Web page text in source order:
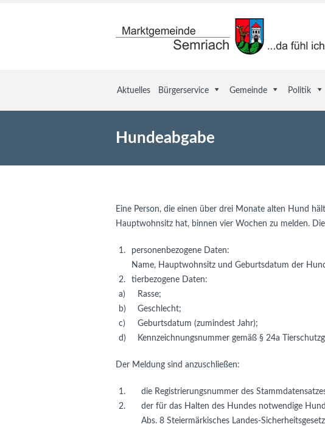
Aktuelles Bürgerservice Gemeinde Politik
Hundeabgabe
Eine Person, die einen über drei Monate alten Hund
Hauptwohnsitz hat, binnen vier Wochen zu melden.
1.
personenbezogene Daten:
Name, Hauptwohnsitz und Geburtsdatum der
2.
tierbezogene Daten:
a)
Rasse;
b)
Geschlecht;
c)
Geburtsdatum (zumindest Jahr);
d)
Kennzeichnungsnummer gemäß § 24a
Der Meldung sind anzuschließen:
1.
die Registrierungsnummer des
2.
der für das Halten des Hundes notwendige
Abs. 8 Steiermärkisches Landes-